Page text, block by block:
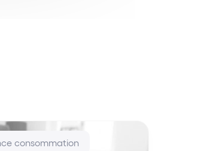
consommation